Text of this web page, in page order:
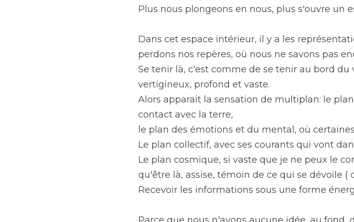
Plus nous plongeons en nous, plus s'ouvre un
Dans cet espace intérieur, il y a les
perdons nos repères, où nous ne savons pas
Se tenir là, c'est comme de se tenir au bord
vertigineux, profond et vaste.
Alors apparait la sensation de multiplan: le
contact avec la terre,
le plan des émotions et du mental, où
Le plan collectif, avec ses courants qui vont
Le plan cosmique, si vaste que je ne peux le
qu'être là, assise, témoin de ce qui se dévoile (
Recevoir les informations sous une forme